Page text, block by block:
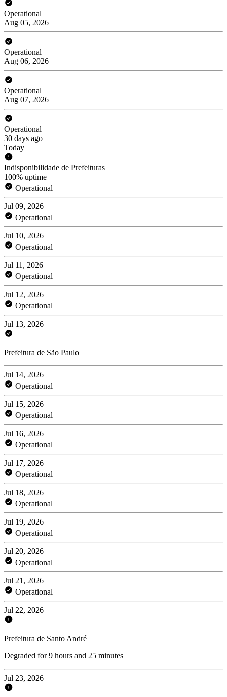
Operational
Aug 05, 2026
Operational
Aug 06, 2026
Operational
Aug 07, 2026
Operational
30 days ago
Today
Indisponibilidade de Prefeituras
100% uptime
Operational
Jul 09, 2026
Operational
Jul 10, 2026
Operational
Jul 11, 2026
Operational
Jul 12, 2026
Operational
Jul 13, 2026
Prefeitura de São Paulo
Jul 14, 2026
Operational
Jul 15, 2026
Operational
Jul 16, 2026
Operational
Jul 17, 2026
Operational
Jul 18, 2026
Operational
Jul 19, 2026
Operational
Jul 20, 2026
Operational
Jul 21, 2026
Operational
Jul 22, 2026
Prefeitura de Santo André
Degraded for 9 hours and 25 minutes
Jul 23, 2026